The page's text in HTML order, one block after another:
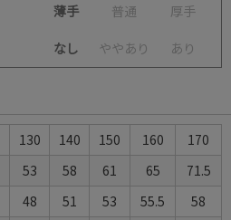
薄手 普通 厚手
なし ややあ り あ り
130 140 150 160
170
53 58 61 65
71.5
48 51 53 55.5
58